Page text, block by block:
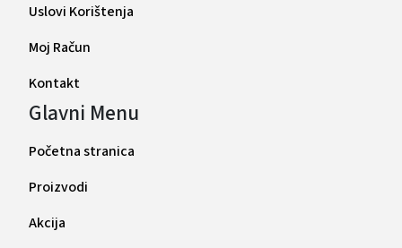
Uslovi Korištenja
Moj Račun
Kontakt
Glavni Menu
Početna stranica
Proizvodi
Akcija